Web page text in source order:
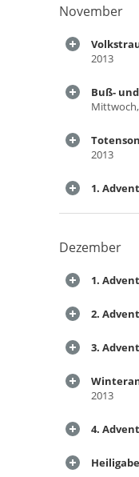
November
2013
Buß-
2013
1. Advent
Dezember
1. Advent
2. Advent
3. Advent
2013
4. Advent